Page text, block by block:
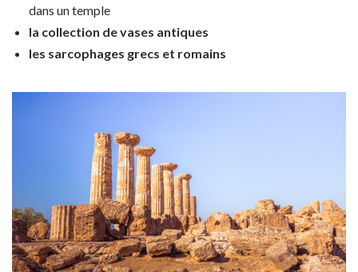
dans un temple
la collection de vases antiques
les sarcophages grecs et romains